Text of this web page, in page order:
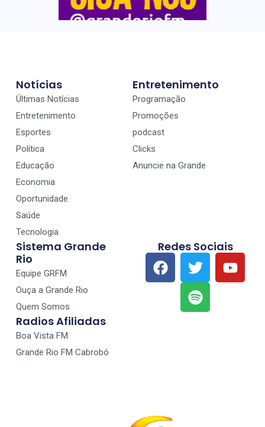
Notícias
Últimas Notícias
Entretenimento
Esportes
Política
Educação
Economia
Oportunidade
Saúde
Tecnologia
Entretenimento
Programação
Promoções
podcast
Clicks
Anuncie na Grande
Sistema Grande
Rio
Equipe GRFM
Ouça a Grande Rio
Quem Somos
Radios Afiliadas
Boa Vista FM
Grande Rio FM Cabrobó
Redes Sociais